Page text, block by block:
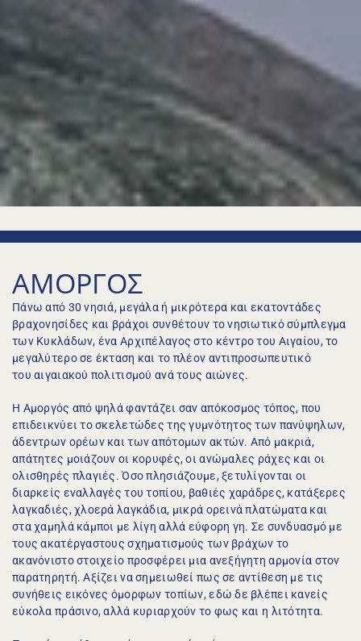
ΑΜΟΡΓΟΣ
Πάνω από 30 νησιά, μεγάλα ή μικρότερα και εκατοντάδες
βραχονησίδες και βράχοι συνθέτουν το νησιωτικό σύμπλεγμα
των Κυκλάδων, ένα Αρχιπέλαγος στο κέντρο του Αιγαίου, το
μεγαλύτερο σε έκταση και το πλέον αντιπροσωπευτικό
του αιγαιακού πολιτισμού ανά τους αιώνες.
Η Αμοργός από ψηλά φαντάζει σαν απόκοσμος τόπος, που
επιδεικνύει το σκελετώδες της γυμνότητος των πανύψηλων,
άδεντρων ορέων και των απότομων ακτών. Από μακριά,
απάτητες μοιάζουν οι κορυφές, οι ανώμαλες ράχες και οι
ολισθηρές πλαγιές. Όσο πλησιάζουμε, ξετυλίγονται οι
διαρκείς εναλλαγές του τοπίου, βαθιές χαράδρες, κατάξερες
λαγκαδιές, χλοερά λαγκάδια, μικρά ορεινά πλατώματα και
στα χαμηλά κάμποι με λίγη αλλά εύφορη γη. Σε συνδυασμό με
τους ακατέργαστους σχηματισμούς των βράχων το
ακανόνιστο στοιχείο προσφέρει μια ανεξήγητη αρμονία στον
παρατηρητή. Αξίζει να σημειωθεί πως σε αντίθεση με τις
συνήθεις εικόνες όμορφων τοπίων, εδώ δε βλέπει κανείς
εύκολα πράσινο, αλλά κυριαρχούν το φως και η λιτότητα.